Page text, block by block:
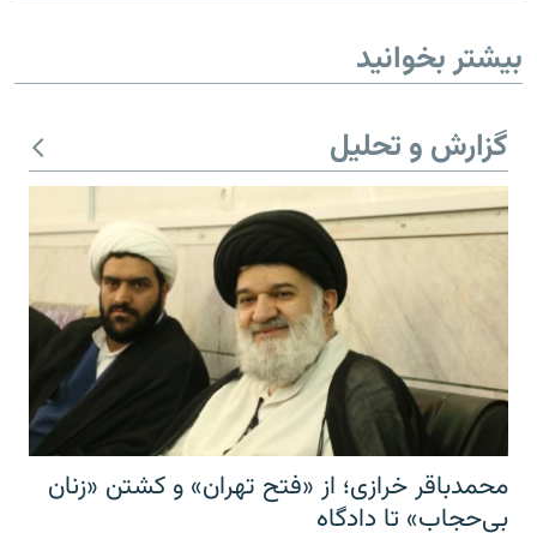
بیشتر بخوانید
گزارش و تحلیل
محمدباقر خرازی؛ از «فتح تهران» و کشتن «زنان
بی‌حجاب» تا دادگاه